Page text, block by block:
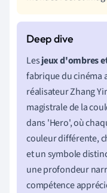
Lesjeux d'ombres
fabrique du cinéma
réalisateur Zhang
magistrale de la
dans 'Hero', où
couleur différente,
et un symbole
une profondeur
compétence